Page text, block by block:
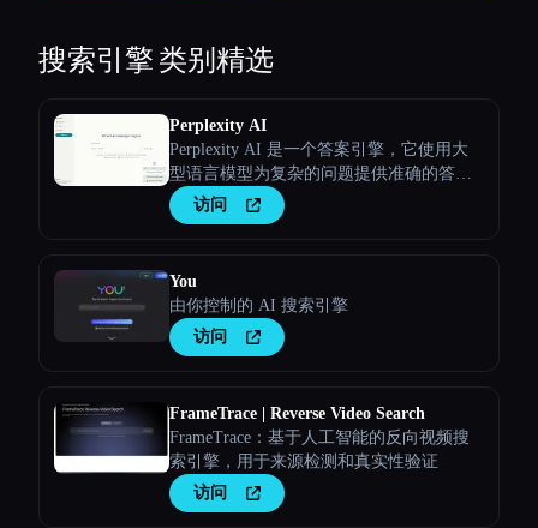
搜索引擎类别精选
Perplexity AI
Perplexity AI 是一个答案引擎，它使用大
型语言模型为复杂的问题提供准确的答
案。访问
You
由你控制的 AI 搜索引擎
访问
FrameTrace | Reverse Video Search
FrameTrace：基于人工智能的反向视频搜
索引擎，用于来源检测和真实性验证
访问